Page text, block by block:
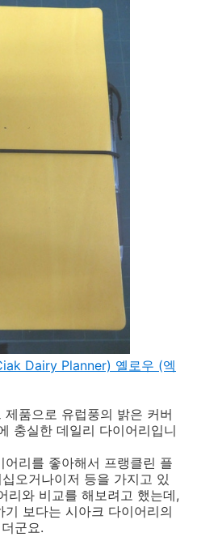
Dairy Planner) 옐로우 (엑
품으로 유럽풍의 밝은 커버
충실한 데일리 다이어리입니
리를 좋아해서 프랭클린 플
오거나이저 등을 가지고 있
리와 비교를 해보려고 했는데,
보다는 시아크 다이어리의
군요.